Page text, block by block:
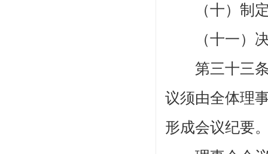
（十） 制
（十一）
第三十三
议须由全体理
形成会议纪要